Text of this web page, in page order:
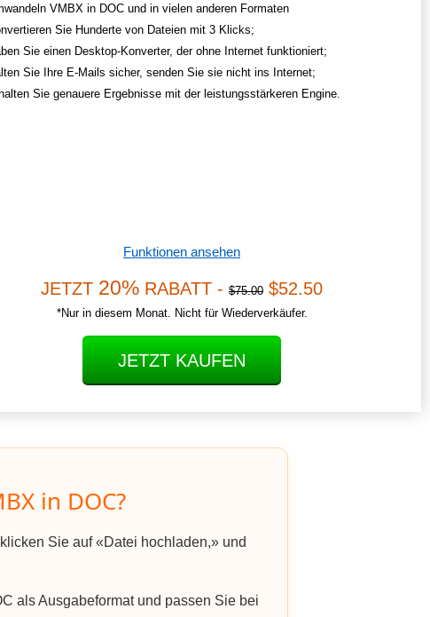
VMBX in DOC und in vielen anderen Formaten
Sie Hunderte von Dateien mit 3 Klicks;
Sie einen Desktop-Konverter, der ohne Internet funktioniert;
Sie Ihre E-Mails sicher, senden Sie sie nicht ins Internet;
Sie genauere Ergebnisse mit der leistungsstärkeren Engine.
Funktionen ansehen
JETZT 20% RABATT - $75.00 $52.50
*Nur in diesem Monat. Nicht für Wiederverkäufer.
JETZT KAUFEN
in DOC?
Sie auf «Datei hochladen,» und
als Ausgabeformat und passen Sie bei